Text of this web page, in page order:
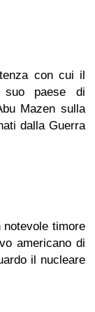
con cui il
suo paese di
Mazen sulla
dalla Guerra
timore
americano di
il nucleare